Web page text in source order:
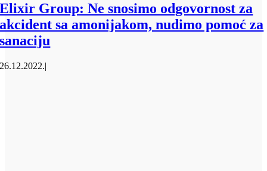
Elixir Group: Ne snosimo odgovornost za
akcident sa amonijakom, nudimo pomoć za
sanaciju
26.12.2022.|